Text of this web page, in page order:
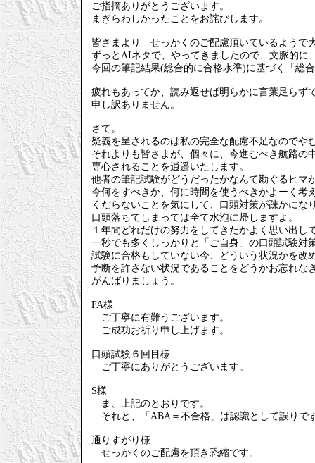
ご指摘ありがとうございます。
まぎらわしかったことをお詫びします。
皆さまより せっかくのご配慮頂いているよう
ずっとAIネタで、やってきましたので、文脈的に
今回の筆記結果(総合的に合格水準)に基づく「総
疲れもあってか、読み返せば明らかに言葉足らず
申し訳ありません。
さて。
疑義を呈されるのは私の完全な配慮不足なのでや
それよりも皆さまが、個々に、今進むべき航路の
専心されることを逍遥いたします。
他者の筆記試験がどうだったかなんて勘ぐるヒマ
今何をすべきか、何に時間を使うべきかよーく考
くだらないことを気にして、口頭対策が疎かにな
口頭落ちてしまっては全て水泡に帰しますよ。
１年間どれだけの努力をしてきたかよく思い出し
一秒でも多くしっかりと「ご自身」の口頭試験対
試験に合格もしていない今、どういう状況かを改
予断を許さない状況であることをどうかお忘れな
がんばりましょう。
FA様
ご丁寧に有難うございます。
ご成功お祈り申し上げます。
口頭試験６回目様
ご丁寧にありがとうございます。
S様
ま、上記のとおりです。
それと、「ABA＝不合格」は認識として誤りで
通りすがり様
せっかくのご配慮を頂き恐縮です。